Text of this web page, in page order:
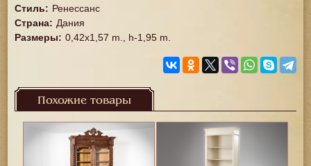
Стиль: Ренессанс
Страна: Дания
Размеры: 0,42x1,57 m., h-1,95 m.
Похожие товары